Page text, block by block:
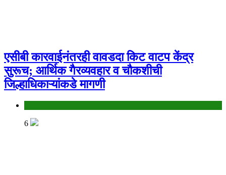
एसीबी कारवाईनंतरही वावडदा किट वाटप केंद्र
सुरूच; आर्थिक गैरव्यवहार व चौकशीची
जिल्हाधिकाऱ्यांकडे मागणी
6